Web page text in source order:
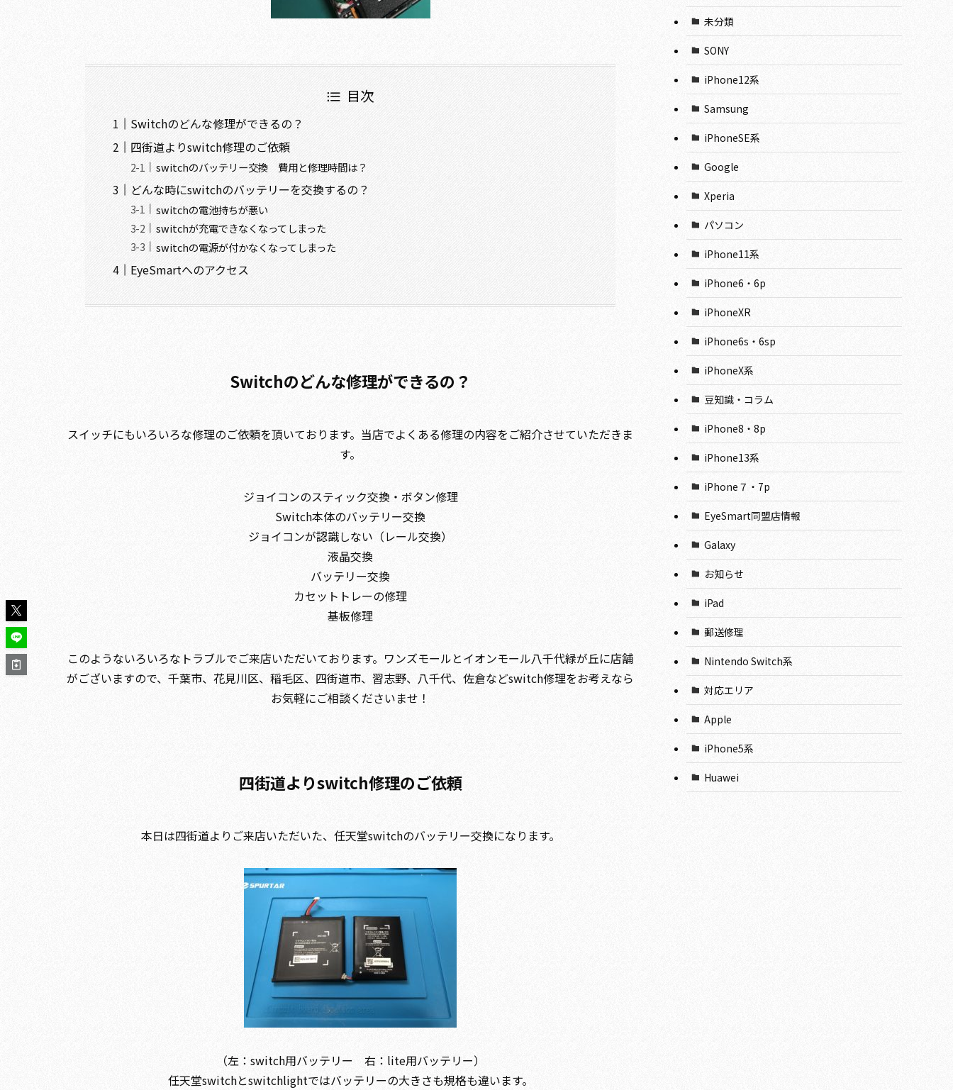
目次
Switchのどんな修理ができるの？
四街道よりswitch修理のご依頼
switchのバッテリー交換 費用と修理時間は？
どんな時にswitchのバッテリーを交換するの？
switchの電池持ちが悪い
switchが充電できなくなってしまった
switchの電源が付かなくなってしまった
EyeSmartへのアクセス
Switchのどんな修理ができるの？
スイッチにもいろいろな修理のご依頼を頂いております。当店でよくある修理の内容をご紹介させていただきま
す。
ジョイコンのスティック交換・ボタン修理
Switch本体のバッテリー交換
ジョイコンが認識しない（レール交換）
液晶交換
バッテリー交換
カセットトレーの修理
基板修理
このようないろいろなトラブルでご来店いただいております。ワンズモールとイオンモール八千代緑が丘に店舗
がございますので、千葉市、花見川区、稲毛区、四街道市、習志野、八千代、佐倉などswitch修理をお考えなら
お気軽にご相談くださいませ！
四街道よりswitch修理のご依頼
本日は四街道よりご来店いただいた、任天堂switchのバッテリー交換になります。
（左：switch用バッテリー 右：lite用バッテリー）
任天堂switchとswitchlightではバッテリーの大きさも規格も違います。
未分類
SONY
iPhone12系
Samsung
iPhoneSE系
Google
Xperia
パソコン
iPhone11系
iPhone6・6p
iPhoneXR
iPhone6s・6sp
iPhoneX系
豆知識・コラム
iPhone8・8p
iPhone13系
iPhone７・7p
EyeSmart同盟店情報
Galaxy
お知らせ
iPad
郵送修理
Nintendo Switch系
対応エリア
Apple
iPhone5系
Huawei